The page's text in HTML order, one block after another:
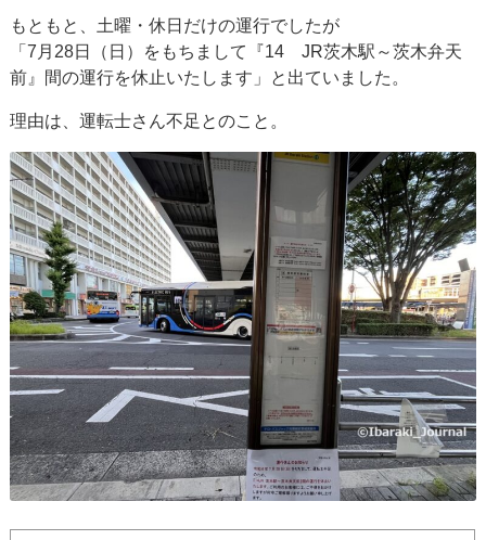
もともと、土曜・休日だけの運行でしたが
「7月28日（日）をもちまして『14 JR茨木駅～茨木弁天
前』間の運行を休止いたします」と出ていました。
理由は、運転士さん不足とのこと。